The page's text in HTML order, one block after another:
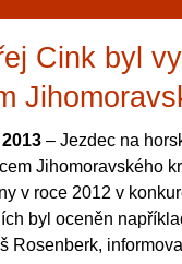
Cink byl
– Jezdec na
Jihomoravského
v roce 2012 v
byl oceněn
Rosenberk,
Brno